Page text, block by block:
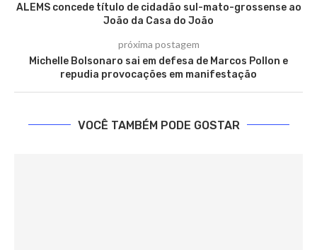
ALEMS concede título de cidadão sul-mato-grossense ao
João da Casa do João
próxima postagem
Michelle Bolsonaro sai em defesa de Marcos Pollon e
repudia provocações em manifestação
VOCÊ TAMBÉM PODE GOSTAR